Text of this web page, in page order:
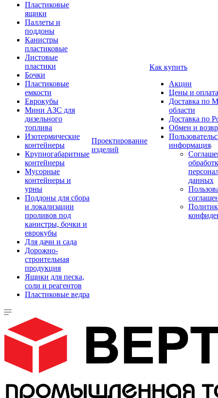
Пластиковые
ящики
Паллеты и
поддоны
Канистры
пластиковые
Листовые
пластики
Бочки
Пластиковые
емкости
Еврокубы
Мини АЗС для
дизельного
топлива
Изотермические
контейнеры
Крупногабаритные
контейнеры
Мусорные
контейнеры и
урны
Поддоны для сбора
и локализации
проливов под
канистры, бочки и
еврокубы
Для дачи и сада
Дорожно-
строительная
продукция
Ящики для песка,
соли и реагентов
Пластиковые ведра
Проектирование
изделий
Как купить
Акции
Цены и оплата
Доставка по
области
Доставка по
Обмен и
информация
данных